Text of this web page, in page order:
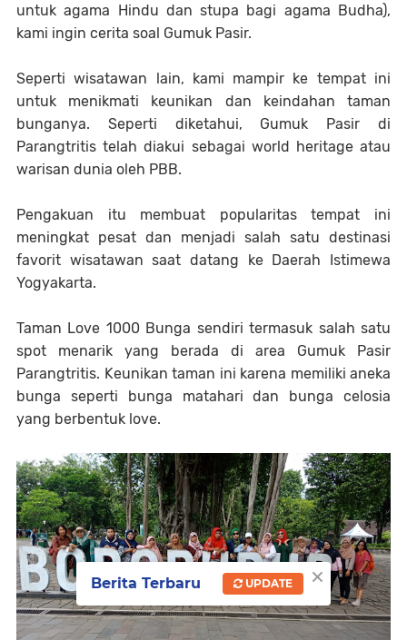
untuk agama Hindu dan stupa bagi agama Budha),
kami ingin cerita soal Gumuk Pasir.
Seperti wisatawan lain, kami mampir ke tempat ini
untuk menikmati keunikan dan keindahan taman
bunganya. Seperti diketahui, Gumuk Pasir di
Parangtritis telah diakui sebagai world heritage atau
warisan dunia oleh PBB.
Pengakuan itu membuat popularitas tempat ini
meningkat pesat dan menjadi salah satu destinasi
favorit wisatawan saat datang ke Daerah Istimewa
Yogyakarta.
Taman Love 1000 Bunga sendiri termasuk salah satu
spot menarik yang berada di area Gumuk Pasir
Parangtritis. Keunikan taman ini karena memiliki aneka
bunga seperti bunga matahari dan bunga celosia
yang berbentuk love.
×
Berita Terbaru UPDATE